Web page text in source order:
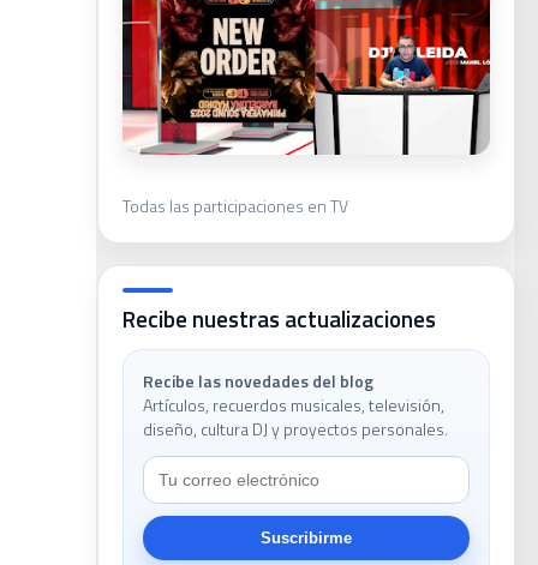
Todas las participaciones en TV
Recibe nuestras actualizaciones
Recibe las novedades del blog
Artículos, recuerdos musicales, televisión,
diseño, cultura DJ y proyectos personales.
Suscribirme